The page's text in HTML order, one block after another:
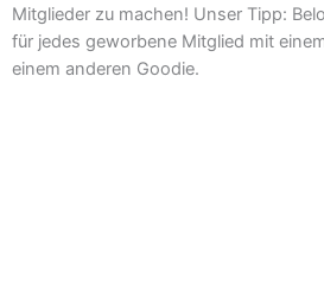
Mitglieder zu machen! Unser Tipp:
für jedes geworbene Mitglied mit
einem anderen Goodie.